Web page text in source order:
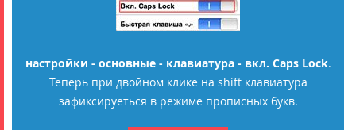
настройки - основные - клавиатура - вкл. Caps Lock.
Теперь при двойном клике на shift клавиатура
зафиксируеться в режиме прописных букв.